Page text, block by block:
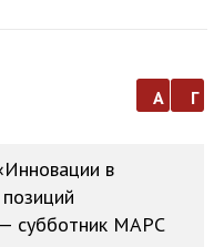
а г
в
субботник МАРС